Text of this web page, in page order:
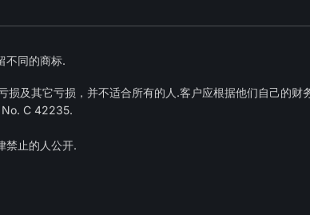
不同的商标.
损及其它亏损，并不适合所有的人.客户应根据他们自己的
No. C 42235.
禁止的人公开.